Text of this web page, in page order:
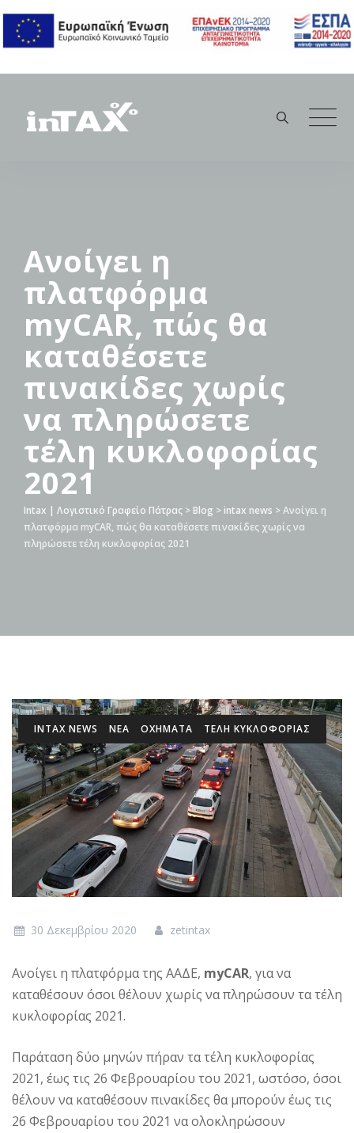
content
Ανοίγει η
πλατφόρμα
myCAR, πώς θα
καταθέσετε
πινακίδες χωρίς
να πληρώσετε
τέλη κυκλοφορίας
2021
Intax | Λογιστικό Γραφείο Πάτρας > Blog > intax news >Ανοίγει η
πλατφόρμα myCAR, πώς θα καταθέσετε πινακίδες χωρίς να
πληρώσετε τέλη κυκλοφορίας 2021
INTAX NEWS ΝΕΑ ΟΧΗΜΑΤΑ ΤΕΛΗ ΚΥΚΛΟΦΟΡΙΑΣ
30 Δεκεμβρίου 2020 zetintax
Ανοίγει η πλατφόρμα της ΑΑΔΕ, myCAR, για να
καταθέσουν όσοι θέλουν χωρίς να πληρώσουν τα τέλη
κυκλοφορίας 2021.
Παράταση δύο μηνών πήραν τα τέλη κυκλοφορίας
2021, έως τις 26 Φεβρουαρίου του 2021, ωστόσο, όσοι
θέλουν να καταθέσουν πινακίδες θα μπορούν έως τις
26 Φεβρουαρίου του 2021 να ολοκληρώσουν